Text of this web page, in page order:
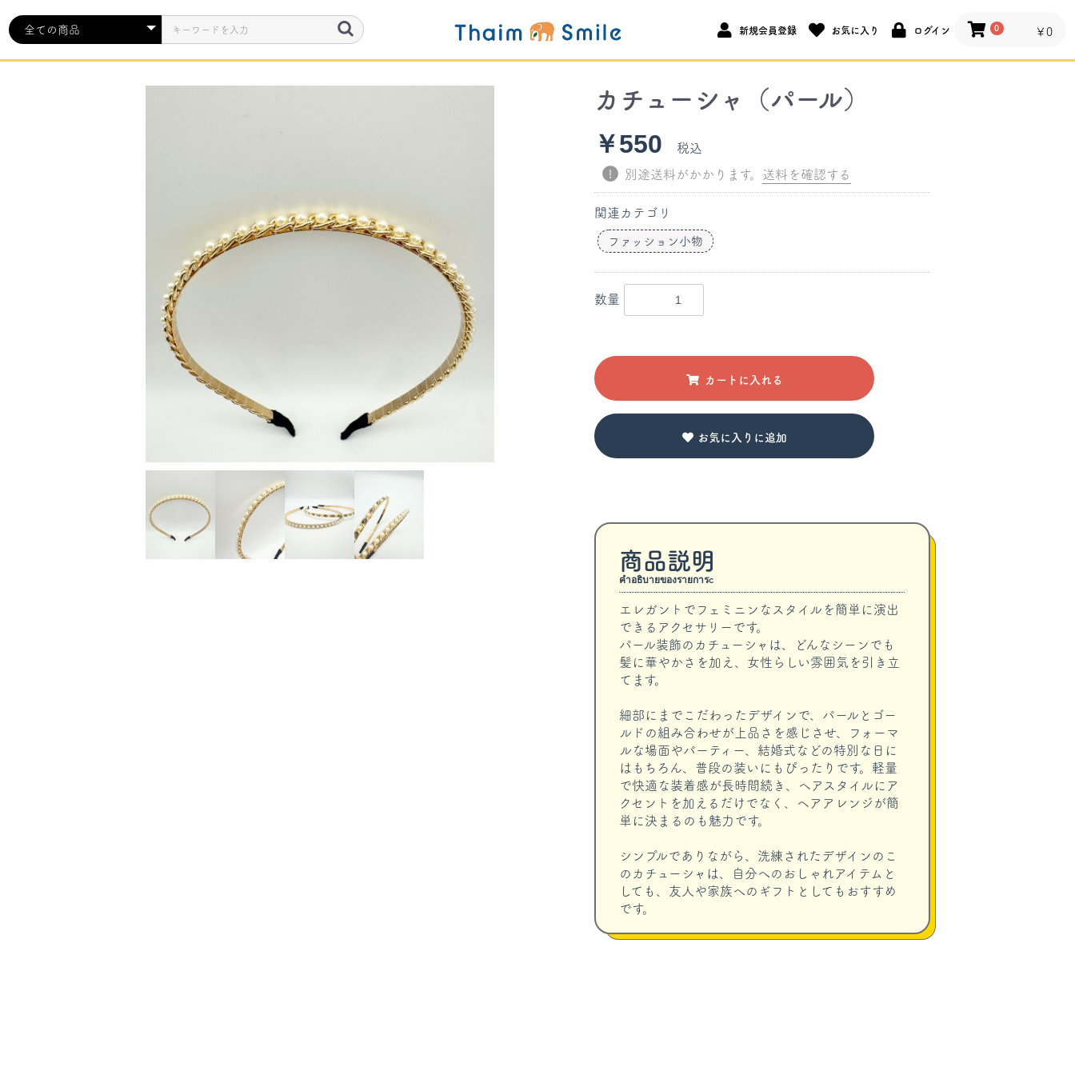
新規会員登録 お気に入り ログイン 0 ￥0
カチューシャ（パール）
￥550 税込
別途送料がかかります。 送料を確認する
関連カテゴリ
ファッション小物
数量
カートに入れる
お気に入りに追加
商品説明
คำอธิบายของรายการc
エレガントでフェミニンなスタイルを簡単に演出
できるアクセサリーです。
パール装飾のカチューシャは、どんなシーンでも
髪に華やかさを加え、女性らしい雰囲気を引き立
てます。
細部にまでこだわったデザインで、パールとゴー
ルドの組み合わせが上品さを感じさせ、フォーマ
ルな場面やパーティー、結婚式などの特別な日に
はもちろん、普段の装いにもぴったりです。軽量
で快適な装着感が長時間続き、ヘアスタイルにア
クセントを加えるだけでなく、ヘアアレンジが簡
単に決まるのも魅力です。
シンプルでありながら、洗練されたデザインのこ
のカチューシャは、自分へのおしゃれアイテムと
しても、友人や家族へのギフトとしてもおすすめ
です。